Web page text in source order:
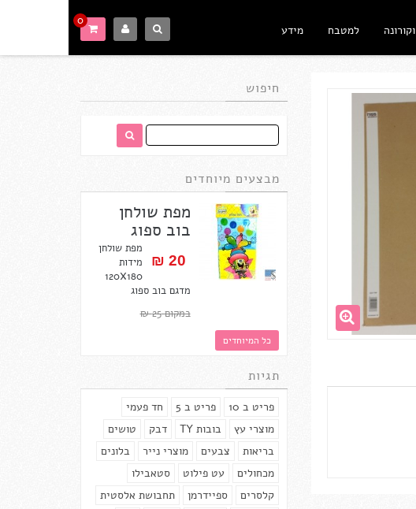
למטבח מידע
0
חיפוש
מבצעים מיוחדים
מפת שולחן
בוב ספוג
20 ₪‎
מפת שולחן
מידות
120X180
מדגם בוב ספוג
במקום 25 ₪‎
כל המיוחדים
תגיות
פריט ב 10 פריט ב 5
חד פעמי
מוצרי עץ
בובות TY דבק
טושים
בריאות
צבעים מוצרי נייר
בלונים
מכחולים
עט פילוט
סטאבילו
קלסרים
ספיידרמן
תחבושת אלסטית